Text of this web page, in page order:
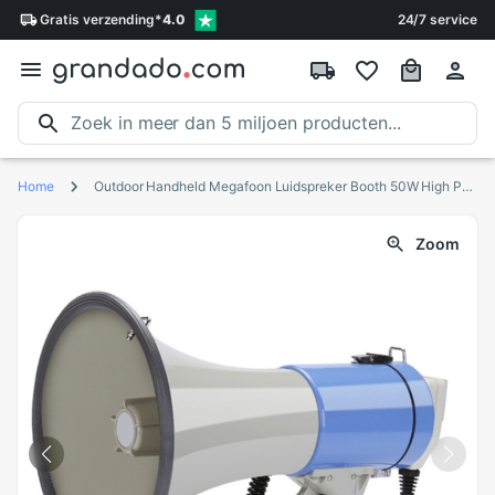
Gratis verzending*4.0 24/7 service
Home Outdoor Handheld Megafoon Luidspreker Booth 50W High Power Recordable Luidspreker Tweeter
Zoom